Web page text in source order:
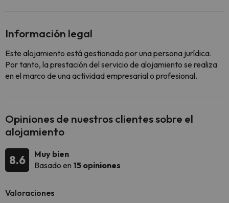
Información legal
Este alojamiento está gestionado por una persona jurídica.
Por tanto, la prestación del servicio de alojamiento se realiza
en el marco de una actividad empresarial o profesional.
Opiniones de nuestros clientes sobre el
alojamiento
8.6
Muy bien
Basado en 15 opiniones